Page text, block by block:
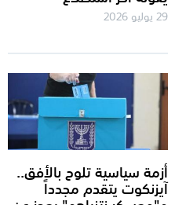
29 يوليو 2026
أزمة سياسية تلوح بالأفق..
آيزنكوت يتقدم مجدداً